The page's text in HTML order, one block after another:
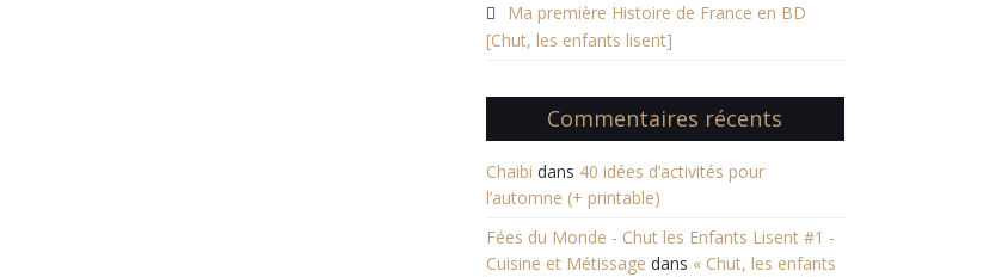
Ma première Histoire de France en BD
[Chut, les enfants lisent]
Commentaires récents
Chaibi dans 40 idées d’activités pour
l’automne (+ printable)
Fées du Monde - Chut les Enfants Lisent #1 -
Cuisine et Métissage dans « Chut, les enfants